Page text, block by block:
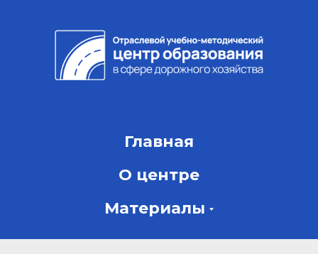
Главная
О центре
Материалы